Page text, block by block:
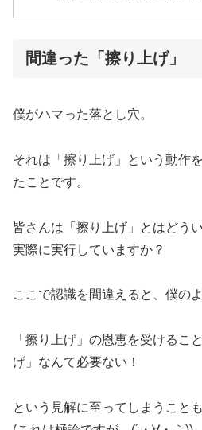
間違った「擦り上げ」
僕がハマった落とし穴。
それは「擦り上げ」という動作
たことです。
皆さんは「擦り上げ」とはどう
実際に実行していますか？
ここで認識を間違えると、僕の
「擦り上げ」の恩恵を受けるこ
げ」なんて必要ない！
という見解に至ってしまうこと